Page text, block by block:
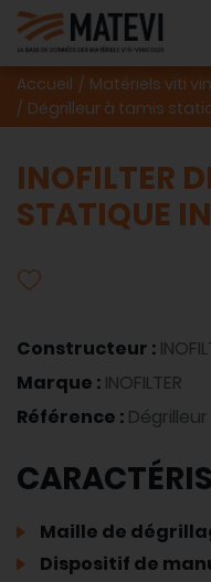
Accueil Matériels viti
Dégrilleur à tamis
INOFILTER
STATIQUE
Constructeur :
Marque : INOFILTER
Référence :
Maille de
Dispositif de